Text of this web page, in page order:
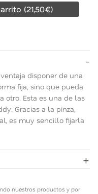
(21,50€)
-
disponer de una
fija, sino que pueda
otro. Esta es una de las
Gracias a la pinza,
es muy sencillo fijarla
+
un sistema de
nuestros productos y por